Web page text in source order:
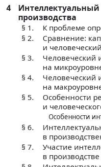
4
производства
§ 1.
К проблеме
§ 2.
Сравнение:
и
§ 3.
Человеческий
на
§ 4.
Человеческий
на
§ 5.
Особенности
и
Особенности
§ 6.
в
§ 7.
Участие
в